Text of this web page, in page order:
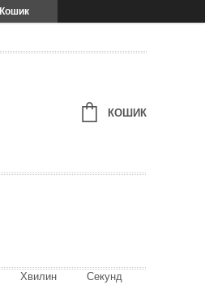
Кошик
КОШИК
Хвилин Секунд